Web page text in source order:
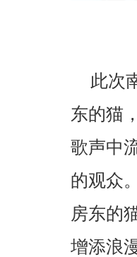
此次
东的猫
歌声中
的观众
房东的
增添浪